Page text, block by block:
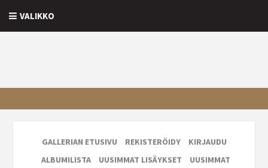
VALIKKO
GALLERIAN ETUSIVU REKISTERÖIDY
KIRJAUDU
ALBUMILISTA
UUSIMMAT LISÄYKSET
UUSIMMAT